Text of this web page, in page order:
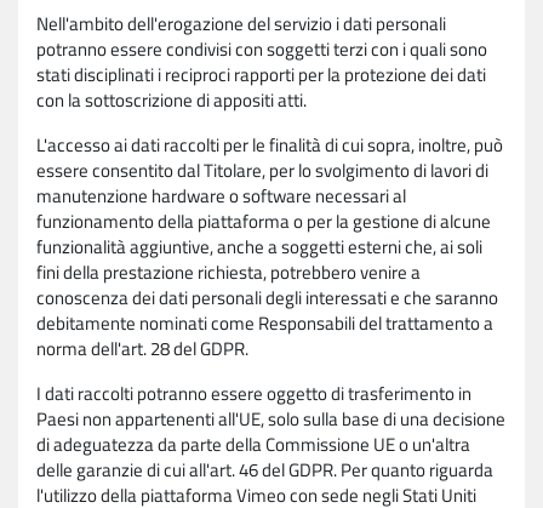
Nell'ambito dell'erogazione del servizio i dati personali
potranno essere condivisi con soggetti terzi con i quali sono
stati disciplinati i reciproci rapporti per la protezione dei dati
con la sottoscrizione di appositi atti.
L'accesso ai dati raccolti per le finalità di cui sopra, inoltre, può
essere consentito dal Titolare, per lo svolgimento di lavori di
manutenzione hardware o software necessari al
funzionamento della piattaforma o per la gestione di alcune
funzionalità aggiuntive, anche a soggetti esterni che, ai soli
fini della prestazione richiesta, potrebbero venire a
conoscenza dei dati personali degli interessati e che saranno
debitamente nominati come Responsabili del trattamento a
norma dell'art. 28 del GDPR.
I dati raccolti potranno essere oggetto di trasferimento in
Paesi non appartenenti all'UE, solo sulla base di una decisione
di adeguatezza da parte della Commissione UE o un'altra
delle garanzie di cui all'art. 46 del GDPR. Per quanto riguarda
l'utilizzo della piattaforma Vimeo con sede negli Stati Uniti